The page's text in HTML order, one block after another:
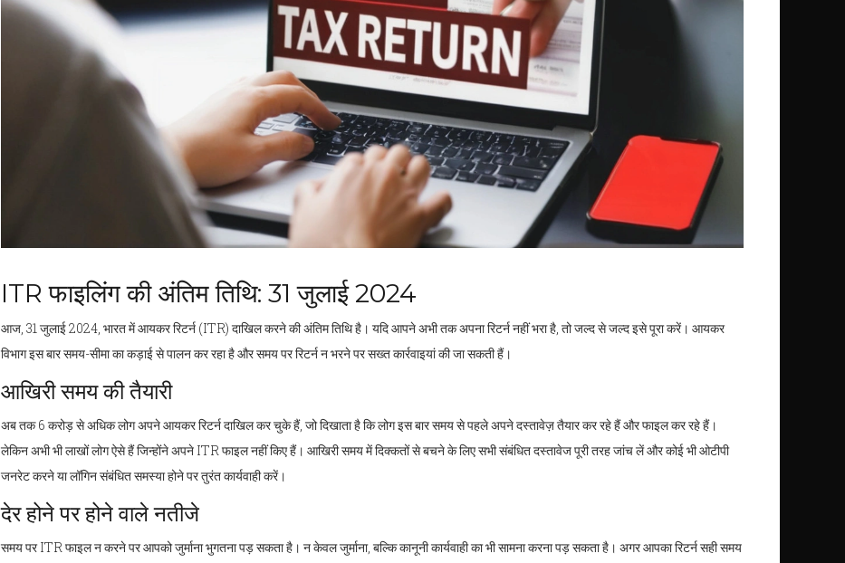
ITR फाइलिंग की अंतिम तिथि: 31 जुलाई 2024
आज, 31 जुलाई 2024, भारत में आयकर रिटर्न (ITR) दाखिल करने की अंतिम तिथि है। यदि आपने अभी तक अपना रिटर्न नहीं भरा है, तो जल्द से जल्द इसे पूरा करें। आयकर
विभाग इस बार समय-सीमा का कड़ाई से पालन कर रहा है और समय पर रिटर्न न भरने पर सख्त कार्रवाइयां की जा सकती हैं।
आखिरी समय की तैयारी
अब तक 6 करोड़ से अधिक लोग अपने आयकर रिटर्न दाखिल कर चुके हैं, जो दिखाता है कि लोग इस बार समय से पहले अपने दस्तावेज़ तैयार कर रहे हैं और फाइल कर रहे हैं।
लेकिन अभी भी लाखों लोग ऐसे हैं जिन्होंने अपने ITR फाइल नहीं किए हैं। आखिरी समय में दिक्कतों से बचने के लिए सभी संबंधित दस्तावेज पूरी तरह जांच लें और कोई भी ओटीपी
जनरेट करने या लॉगिन संबंधित समस्या होने पर तुरंत कार्यवाही करें।
देर होने पर होने वाले नतीजे
समय पर ITR फाइल न करने पर आपको जुर्माना भुगतना पड़ सकता है। न केवल जुर्माना, बल्कि कानूनी कार्यवाही का भी सामना करना पड़ सकता है। अगर आपका रिटर्न सही समय